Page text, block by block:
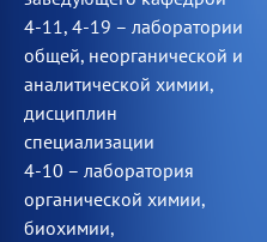
4-11, 4-19 – лаборатории
общей, неорганической и
аналитической химии,
дисциплин
специализации
4-10 – лаборатория
органической химии,
биохимии,